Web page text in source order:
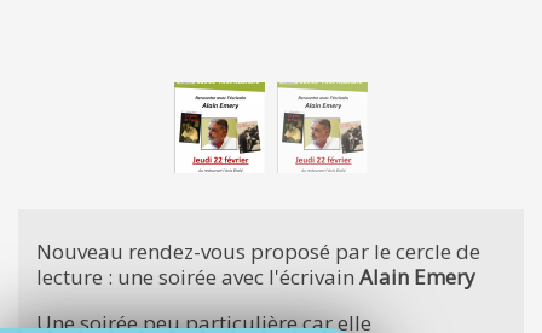
Nouveau rendez-vous proposé par le cercle de
lecture : une soirée avec l'écrivain Alain Emery
Une soirée peu particulière car elle